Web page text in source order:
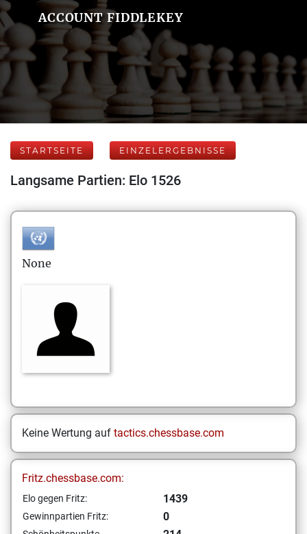
ACCOUNT FIDDLEKEY
STARTSEITE EINZELERGEBNISSE
Langsame Partien: Elo 1526
None
Keine Wertung auf tactics.chessbase.com
Fritz.chessbase.com:
Elo gegen Fritz: 1439
Gewinnpartien Fritz: 0